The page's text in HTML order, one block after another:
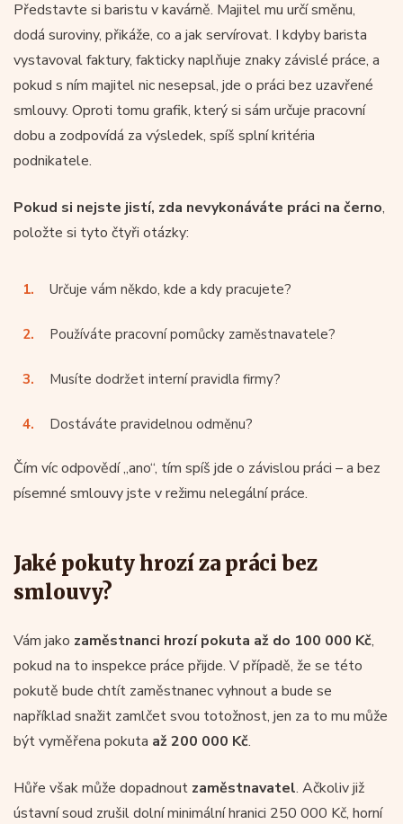
Představte si baristu v kavárně. Majitel mu určí směnu,
dodá suroviny, přikáže, co a jak servírovat. I kdyby barista
vystavoval faktury, fakticky naplňuje znaky závislé práce, a
pokud s ním majitel nic nesepsal, jde o práci bez uzavřené
smlouvy. Oproti tomu grafik, který si sám určuje pracovní
dobu a zodpovídá za výsledek, spíš splní kritéria
podnikatele.
Pokud si nejste jistí, zda nevykonáváte práci na černo,
položte si tyto čtyři otázky:
Určuje vám někdo, kde a kdy pracujete?
Používáte pracovní pomůcky zaměstnavatele?
Musíte dodržet interní pravidla firmy?
Dostáváte pravidelnou odměnu?
Čím víc odpovědí „ano“, tím spíš jde o závislou práci – a bez
písemné smlouvy jste v režimu nelegální práce.
Jaké pokuty hrozí za práci bez
smlouvy?
Vám jako zaměstnanci hrozí pokuta až do 100 000 Kč,
pokud na to inspekce práce přijde. V případě, že se této
pokutě bude chtít zaměstnanec vyhnout a bude se
například snažit zamlčet svou totožnost, jen za to mu může
být vyměřena pokuta až 200 000 Kč.
Hůře však může dopadnout zaměstnavatel. Ačkoliv již
ústavní soud zrušil dolní minimální hranici 250 000 Kč, horní